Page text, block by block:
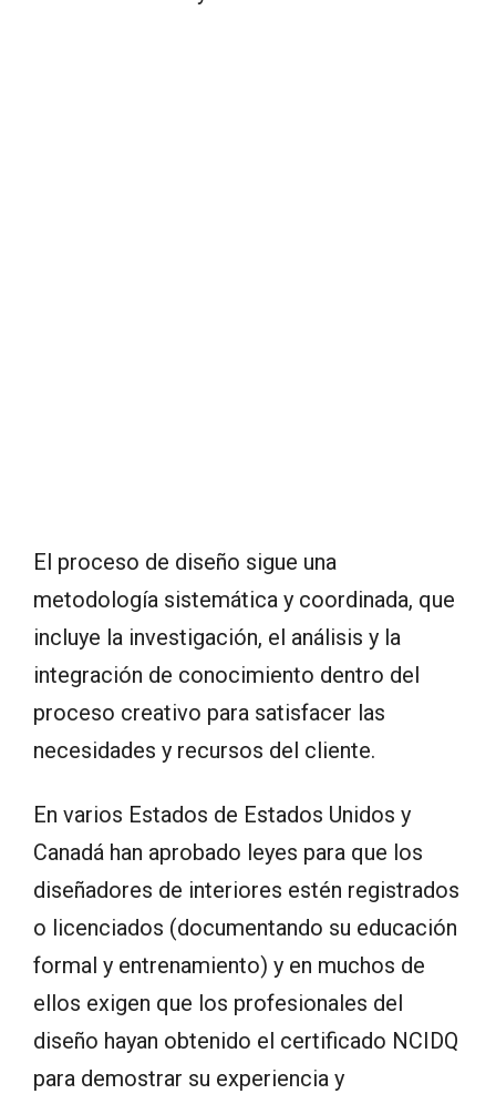
El proceso de diseño sigue una
metodología sistemática y coordinada, que
incluye la investigación, el análisis y la
integración de conocimiento dentro del
proceso creativo para satisfacer las
necesidades y recursos del cliente.
En varios Estados de Estados Unidos y
Canadá han aprobado leyes para que los
diseñadores de interiores estén registrados
o licenciados (documentando su educación
formal y entrenamiento) y en muchos de
ellos exigen que los profesionales del
diseño hayan obtenido el certificado NCIDQ
para demostrar su experiencia y